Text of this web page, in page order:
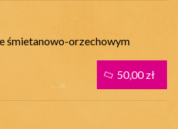
śmietanowo-orzechowym